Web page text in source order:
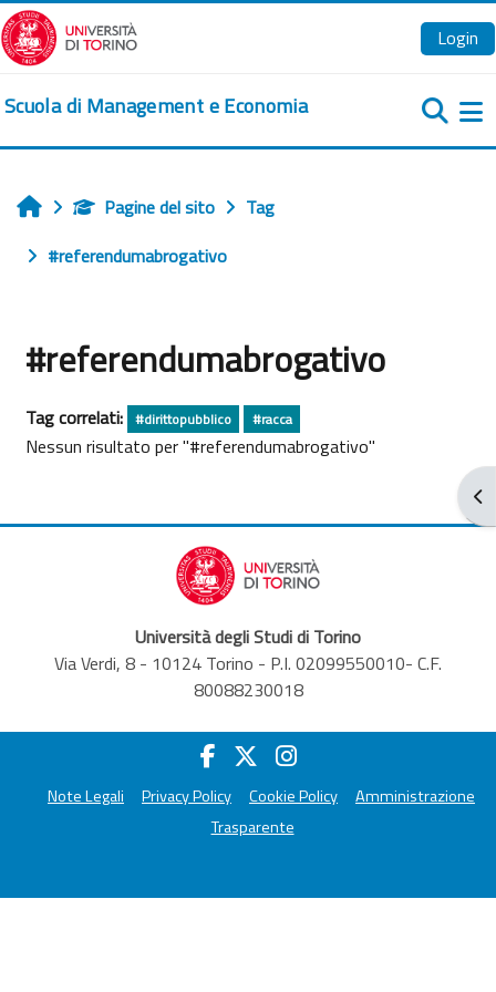
Vai al contenuto principale
Login
Scuola di Management e Economia
HomePagine del sito
Tag
#referendumabrogativo
#referendumabrogativo
Tag correlati: #dirittopubblico #racca
Nessun risultato per "#referendumabrogativo"
Università degli Studi di Torino
Via Verdi, 8 - 10124 Torino - P.I. 02099550010- C.F.
80088230018
Note Legali Privacy Policy Cookie Policy
Amministrazione
Trasparente